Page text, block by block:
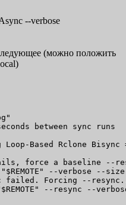
--verbose
(можно положить
between sync runs
Loop-Based Rclone Bisync
force a baseline --
--verbose --
failed. Forcing --
--resync --